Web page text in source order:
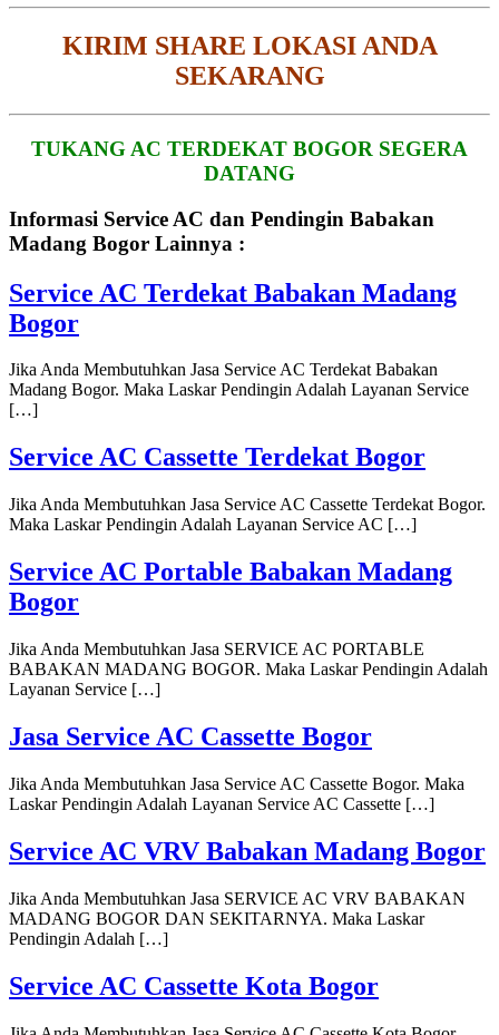
KIRIM SHARE LOKASI ANDA
SEKARANG
TUKANG AC TERDEKAT BOGOR SEGERA
DATANG
Informasi Service AC dan Pendingin Babakan
Madang Bogor Lainnya :
Service AC Terdekat Babakan Madang
Bogor
Jika Anda Membutuhkan Jasa Service AC Terdekat Babakan
Madang Bogor. Maka Laskar Pendingin Adalah Layanan Service
[…]
Service AC Cassette Terdekat Bogor
Jika Anda Membutuhkan Jasa Service AC Cassette Terdekat Bogor.
Maka Laskar Pendingin Adalah Layanan Service AC […]
Service AC Portable Babakan Madang
Bogor
Jika Anda Membutuhkan Jasa SERVICE AC PORTABLE
BABAKAN MADANG BOGOR. Maka Laskar Pendingin Adalah
Layanan Service […]
Jasa Service AC Cassette Bogor
Jika Anda Membutuhkan Jasa Service AC Cassette Bogor. Maka
Laskar Pendingin Adalah Layanan Service AC Cassette […]
Service AC VRV Babakan Madang Bogor
Jika Anda Membutuhkan Jasa SERVICE AC VRV BABAKAN
MADANG BOGOR DAN SEKITARNYA. Maka Laskar
Pendingin Adalah […]
Service AC Cassette Kota Bogor